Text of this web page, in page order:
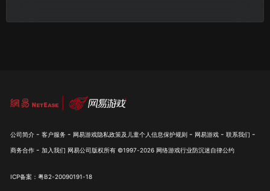
案！
公司简介 - 客户服务 - 网易游戏隐私政策及儿童个人信息保护规则 - 网易游戏 - 联系我们 -
商务合作 - 加入我们 网易公司版权所有 ©1997-2026 网络游戏行业防沉迷自律公约
ICP备案：粤B2-20090191-18